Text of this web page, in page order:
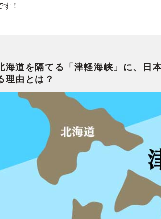
！
海道を隔てる「津軽海峡」に、日
理由とは？